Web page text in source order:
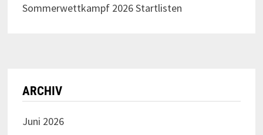
Sommerwettkampf 2026 Startlisten
ARCHIV
Juni 2026